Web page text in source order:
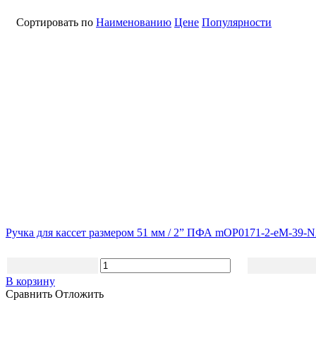
Сортировать по Наименованию Цене Популярности
Ручка для кассет размером 51 мм / 2” ПФА mOP0171-2-eM-39-
В корзину
Сравнить Отложить